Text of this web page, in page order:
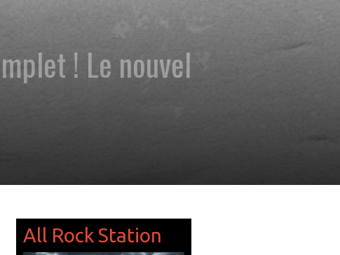
! Le nouvel